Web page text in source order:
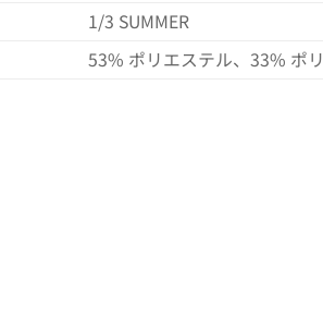
1/3 SUMMER
53% ポリエステル、33% ポ